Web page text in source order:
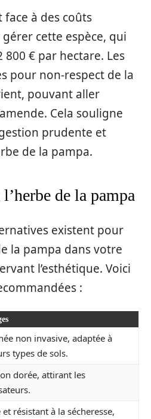
à des coûts
cette espèce, qui
€ par hectare. Les
pour non-respect de la
pouvant aller
Cela souligne
prudente et
de la pampa.
de la pampa
existent pour
la pampa dans votre
l’esthétique. Voici
:
non invasive, adaptée à
types de sols.
dorée, attirant les
et résistant à la sécheresse,